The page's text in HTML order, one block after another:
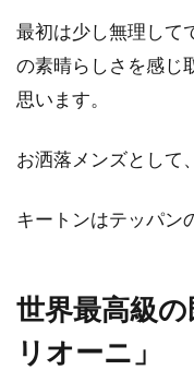
は
女
コ
マ
最初は少し無理して
の素晴らしさを感じ
思います。
お洒落メンズとして
キートンはテッパン
世界最高級
リオーニ」